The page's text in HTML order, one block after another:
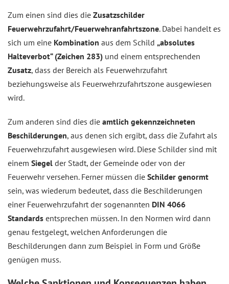
Zum einen sind dies die Zusatzschilder
Feuerwehrzufahrt/Feuerwehranfahrtszone. Dabei handelt es
sich um eine Kombination aus dem Schild „absolutes
Halteverbot“ (Zeichen 283) und einem entsprechenden
Zusatz, dass der Bereich als Feuerwehrzufahrt
beziehungsweise als Feuerwehrzufahrtszone ausgewiesen
wird.
Zum anderen sind dies die amtlich gekennzeichneten
Beschilderungen, aus denen sich ergibt, dass die Zufahrt als
Feuerwehrzufahrt ausgewiesen wird. Diese Schilder sind mit
einem Siegel der Stadt, der Gemeinde oder von der
Feuerwehr versehen. Ferner müssen die Schilder genormt
sein, was wiederum bedeutet, dass die Beschilderungen
einer Feuerwehrzufahrt der sogenannten DIN 4066
Standards entsprechen müssen. In den Normen wird dann
genau festgelegt, welchen Anforderungen die
Beschilderungen dann zum Beispiel in Form und Größe
genügen muss.